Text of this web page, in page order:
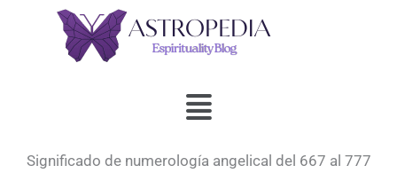
Menú
Significado de numerología angelical del 667 al 777